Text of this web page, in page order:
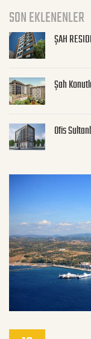
SON EKLENENLER
ŞAH
Şah
Ofis